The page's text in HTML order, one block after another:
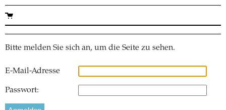
Bitte melden Sie sich an, um die Seite zu sehen.
E-Mail-Adresse
Passwort: